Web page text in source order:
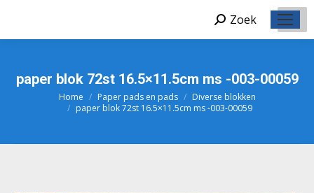
Zoeken:
Zoek
paper blok 72st 16.5×11.5cm ms -003-00059
Je bent hier:Home Paper pads en pads
Diverse blokken
paper blok 72st 16.5×11.5cm ms -003-00059